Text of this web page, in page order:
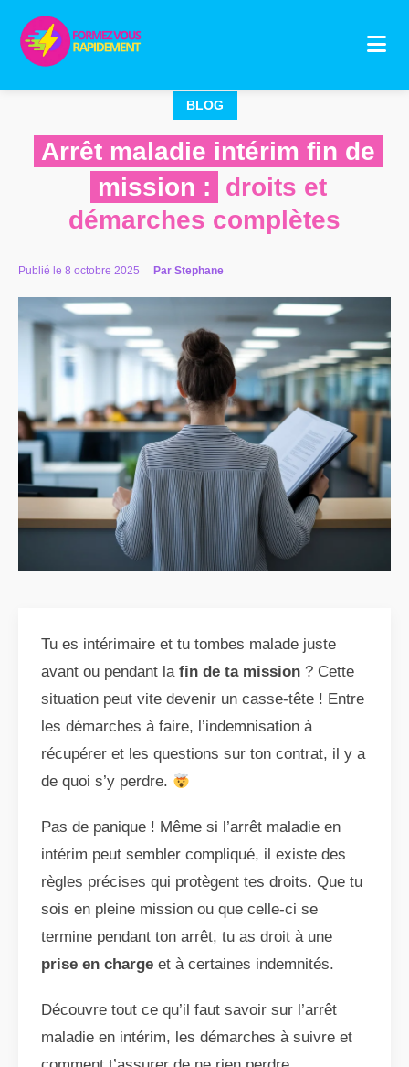
contenu
BLOG
Arrêt maladie intérim fin de
mission :
droits et
démarches complètes
Publié le 8 octobre 2025 Par Stephane
Tu es intérimaire et tu tombes malade juste
avant ou pendant la fin de ta mission ? Cette
situation peut vite devenir un casse-tête ! Entre
les démarches à faire, l’indemnisation à
récupérer et les questions sur ton contrat, il y a
de quoi s’y perdre.
Pas de panique ! Même si l’arrêt maladie en
intérim peut sembler compliqué, il existe des
règles précises qui protègent tes droits. Que tu
sois en pleine mission ou que celle-ci se
termine pendant ton arrêt, tu as droit à une
prise en charge et à certaines indemnités.
Découvre tout ce qu’il faut savoir sur l’arrêt
maladie en intérim, les démarches à suivre et